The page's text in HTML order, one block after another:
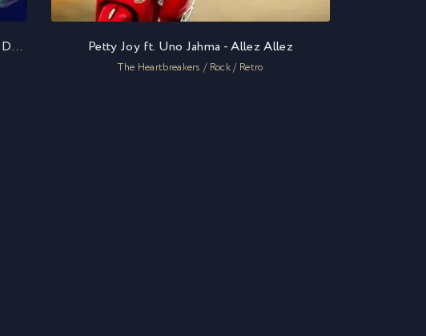
Tom Petty, The Heartbreakers - Straight Into Darkness Petty Joy ft. Uno Jahma - Allez Allez
The Heartbreakers / Rock / Retro